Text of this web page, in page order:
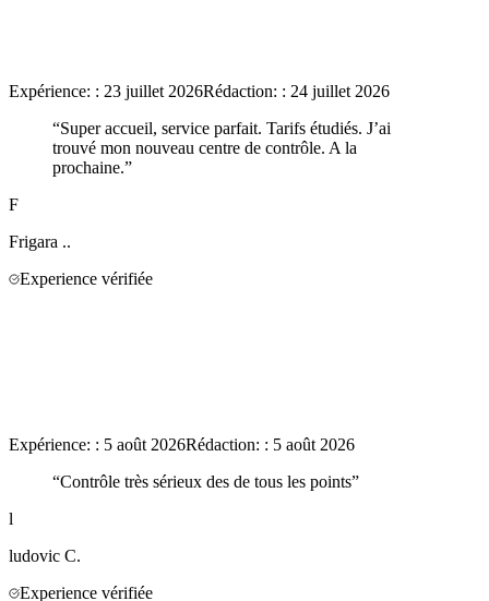
Expérience: : 23 juillet 2026Rédaction: : 24 juillet 2026
“Super accueil, service parfait. Tarifs étudiés. J’ai
trouvé mon nouveau centre de contrôle. A la
prochaine.”
F
Frigara ..
Experience vérifiée
Expérience: : 5 août 2026Rédaction: : 5 août 2026
“Contrôle très sérieux des de tous les points”
l
ludovic C.
Experience vérifiée